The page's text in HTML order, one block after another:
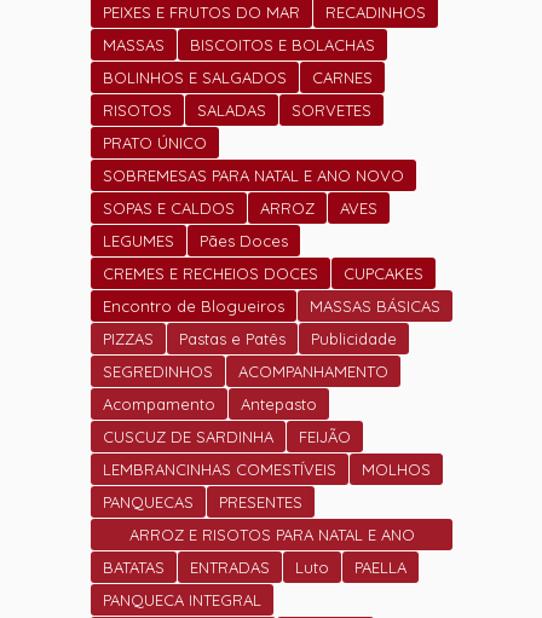
PEIXES E FRUTOS DO MAR
RECADINHOS
MASSAS
BISCOITOS E BOLACHAS
BOLINHOS E SALGADOS
CARNES
RISOTOS
SALADAS
SORVETES
PRATO ÚNICO
SOBREMESAS PARA NATAL E ANO NOVO
SOPAS E CALDOS
ARROZ
AVES
LEGUMES
Pães Doces
CREMES E RECHEIOS DOCES
CUPCAKES
Encontro de Blogueiros
MASSAS BÁSICAS
PIZZAS
Pastas e Patês
Publicidade
SEGREDINHOS
ACOMPANHAMENTO
Acompamento
Antepasto
CUSCUZ DE SARDINHA
FEIJÃO
LEMBRANCINHAS COMESTÍVEIS
MOLHOS
PANQUECAS
PRESENTES
ARROZ E RISOTOS PARA NATAL E ANO
NOVO
BATATAS ENTRADAS Luto
PAELLA
PANQUECA INTEGRAL